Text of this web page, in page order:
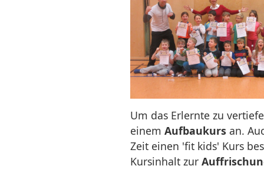
Um das Erlernte zu
einem Aufbaukurs an.
Zeit einen 'fit kids' Kurs
Kursinhalt zur